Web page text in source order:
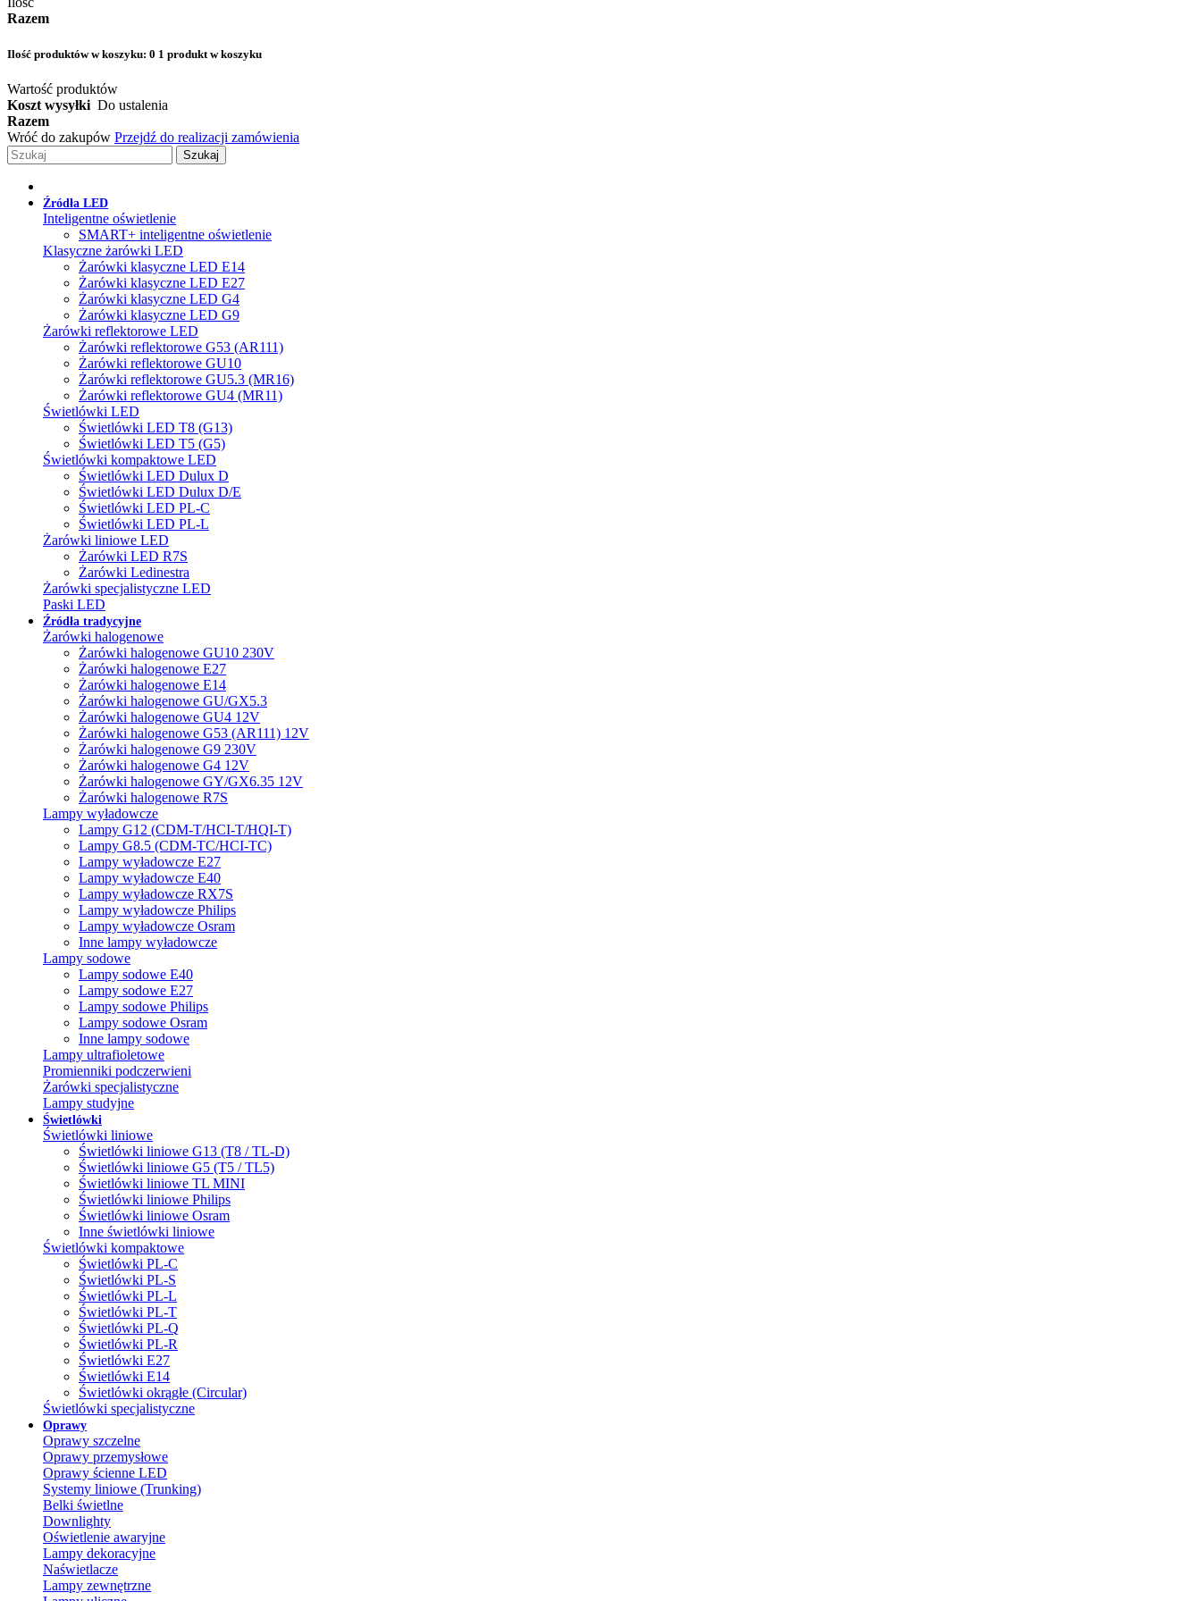
Razem
Ilość produktów w koszyku: 0 1 produkt w koszyku
Wartość produktów
Koszt wysyłki Do ustalenia
Razem
Wróć do zakupów Przejdź do realizacji zamówienia
Szukaj
Źródła LED
Inteligentne oświetlenie
SMART+ inteligentne oświetlenie
Klasyczne żarówki LED
Żarówki klasyczne LED E14
Żarówki klasyczne LED E27
Żarówki klasyczne LED G4
Żarówki klasyczne LED G9
Żarówki reflektorowe LED
Żarówki reflektorowe G53 (AR111)
Żarówki reflektorowe GU10
Żarówki reflektorowe GU5.3 (MR16)
Żarówki reflektorowe GU4 (MR11)
Świetlówki LED
Świetlówki LED T8 (G13)
Świetlówki LED T5 (G5)
Świetlówki kompaktowe LED
Świetlówki LED Dulux D
Świetlówki LED Dulux D/E
Świetlówki LED PL-C
Świetlówki LED PL-L
Żarówki liniowe LED
Żarówki LED R7S
Żarówki Ledinestra
Żarówki specjalistyczne LED
Paski LED
Źródła tradycyjne
Żarówki halogenowe
Żarówki halogenowe GU10 230V
Żarówki halogenowe E27
Żarówki halogenowe E14
Żarówki halogenowe GU/GX5.3
Żarówki halogenowe GU4 12V
Żarówki halogenowe G53 (AR111) 12V
Żarówki halogenowe G9 230V
Żarówki halogenowe G4 12V
Żarówki halogenowe GY/GX6.35 12V
Żarówki halogenowe R7S
Lampy wyładowcze
Lampy G12 (CDM-T/HCI-T/HQI-T)
Lampy G8.5 (CDM-TC/HCI-TC)
Lampy wyładowcze E27
Lampy wyładowcze E40
Lampy wyładowcze RX7S
Lampy wyładowcze Philips
Lampy wyładowcze Osram
Inne lampy wyładowcze
Lampy sodowe
Lampy sodowe E40
Lampy sodowe E27
Lampy sodowe Philips
Lampy sodowe Osram
Inne lampy sodowe
Lampy ultrafioletowe
Promienniki podczerwieni
Żarówki specjalistyczne
Lampy studyjne
Świetlówki
Świetlówki liniowe
Świetlówki liniowe G13 (T8 / TL-D)
Świetlówki liniowe G5 (T5 / TL5)
Świetlówki liniowe TL MINI
Świetlówki liniowe Philips
Świetlówki liniowe Osram
Inne świetlówki liniowe
Świetlówki kompaktowe
Świetlówki PL-C
Świetlówki PL-S
Świetlówki PL-L
Świetlówki PL-T
Świetlówki PL-Q
Świetlówki PL-R
Świetlówki E27
Świetlówki E14
Świetlówki okrągłe (Circular)
Świetlówki specjalistyczne
Oprawy
Oprawy szczelne
Oprawy przemysłowe
Oprawy ścienne LED
Systemy liniowe (Trunking)
Belki świetlne
Downlighty
Oświetlenie awaryjne
Lampy dekoracyjne
Naświetlacze
Lampy zewnętrzne